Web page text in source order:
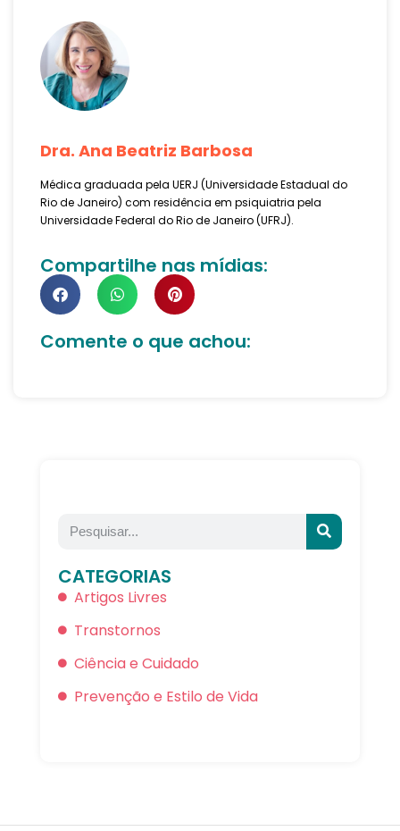
Dra. Ana Beatriz Barbosa
Médica graduada pela UERJ (Universidade Estadual do
Rio de Janeiro) com residência em psiquiatria pela
Universidade Federal do Rio de Janeiro (UFRJ).
Compartilhe nas mídias:
Comente o que achou:
CATEGORIAS
Artigos Livres
Transtornos
Ciência e Cuidado
Prevenção e Estilo de Vida